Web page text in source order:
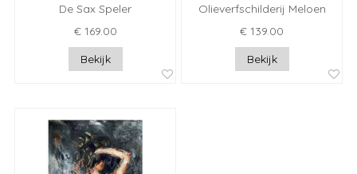
De Sax Speler
€ 169.00
Bekijk
Olieverfschilderij Meloen
€ 139.00
Bekijk